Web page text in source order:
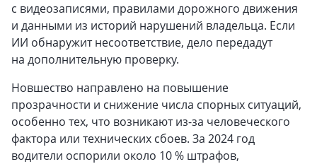
с видеозаписями, правилами дорожного движения
и данными из историй нарушений владельца. Если
ИИ обнаружит несоответствие, дело передадут
на дополнительную проверку.
Новшество направлено на повышение
прозрачности и снижение числа спорных ситуаций,
особенно тех, что возникают из-за человеческого
фактора или технических сбоев. За 2024 год
водители оспорили около 10 % штрафов,